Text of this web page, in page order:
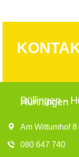
Büllingen -
Hünningen
Am Wittumhof
080 647 740